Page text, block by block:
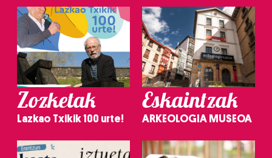
Zozketak
Lazkao Txikik 100 urte!
Eskaintzak
ARKEOLOGIA MUSEOA